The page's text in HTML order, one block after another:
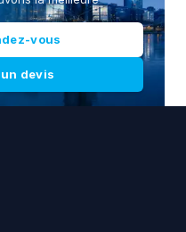
vous
devis